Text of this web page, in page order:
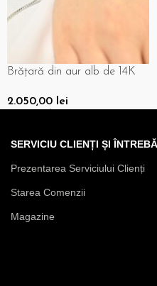
Brățară din aur alb de 14K
2.050,00 lei
SERVICIU CLIENȚI ȘI
Prezentarea Serviciului Clienți
Starea Comenzii
Magazine